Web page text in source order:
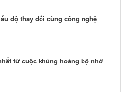
độ thay đổi cùng công nghệ
từ cuộc khủng hoảng bộ nhớ